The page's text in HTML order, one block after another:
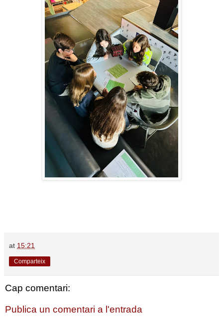
at 15:21
Comparteix
Cap comentari:
Publica un comentari a l'entrada